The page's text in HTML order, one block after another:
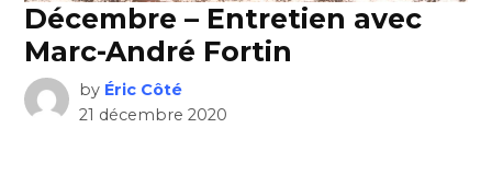
Décembre – Entretien avec
Marc-André Fortin
by Éric Côté
21 décembre 2020